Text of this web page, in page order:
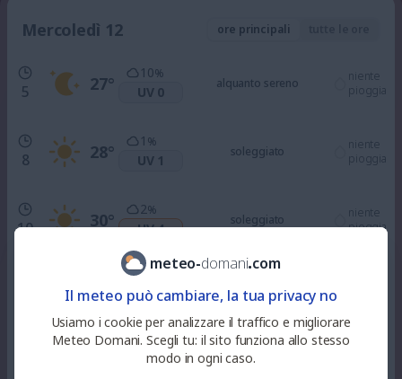
Mercoledì 12 ore principali
5 27°
10%
UV 0
alquanto sereno
niente
pioggia
8 28°
1 %
UV 1
soleggiato
niente
pioggia
10 30°
2%
UV 4
soleggiato
niente
pioggia
31°
7
UV 6
alquanto soleggiato
26%
UV 7
alquanto soleggiato
niente
meteo-domani.com
Il meteo può cambiare, la tua privacy no
Usiamo i cookie per analizzare il traffico e migliorare
Meteo Domani. Scegli tu: il sito funziona allo stesso
modo in ogni caso.